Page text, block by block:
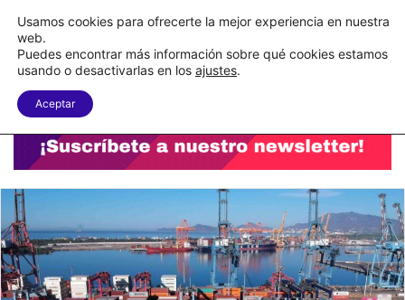
C&A México completa la implementación de su WMS en la nube
Menu
Usamos cookies para ofrecerte la mejor experiencia en nuestra
web.
Puedes encontrar más información sobre qué cookies estamos
usando o desactivarlas en los ajustes.
Aceptar